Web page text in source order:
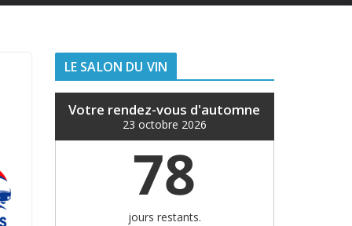
LE SALON DU VIN
Votre rendez-vous d'automne
23 octobre 2026
78
jours restants.